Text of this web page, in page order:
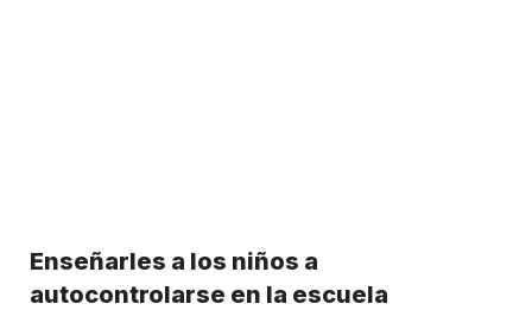
Enseñarles a los niños a
autocontrolarse en la escuela